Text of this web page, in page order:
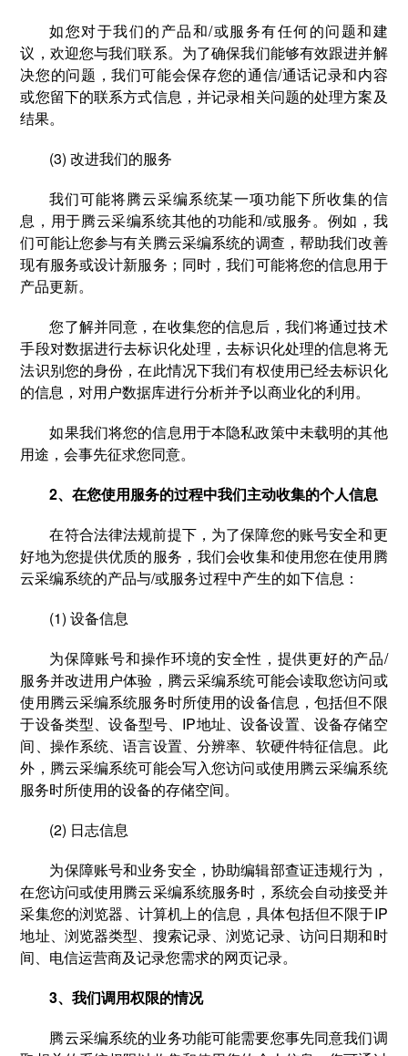
如您对于我们的产品和/或服务有任何的问题和建
议，欢迎您与我们联系。为了确保我们能够有效跟进并解
决您的问题，我们可能会保存您的通信/通话记录和内容
或您留下的联系方式信息，并记录相关问题的处理方案及
结果。
(3) 改进我们的服务
我们可能将腾云采编系统某一项功能下所收集的信
息，用于腾云采编系统其他的功能和/或服务。例如，我
们可能让您参与有关腾云采编系统的调查，帮助我们改善
现有服务或设计新服务；同时，我们可能将您的信息用于
产品更新。
您了解并同意，在收集您的信息后，我们将通过技术
手段对数据进行去标识化处理，去标识化处理的信息将无
法识别您的身份，在此情况下我们有权使用已经去标识化
的信息，对用户数据库进行分析并予以商业化的利用。
如果我们将您的信息用于本隐私政策中未载明的其他
用途，会事先征求您同意。
2、在您使用服务的过程中我们主动收集的个人信息
在符合法律法规前提下，为了保障您的账号安全和更
好地为您提供优质的服务，我们会收集和使用您在使用腾
云采编系统的产品与/或服务过程中产生的如下信息：
(1) 设备信息
为保障账号和操作环境的安全性，提供更好的产品/
服务并改进用户体验，腾云采编系统可能会读取您访问或
使用腾云采编系统服务时所使用的设备信息，包括但不限
于设备类型、设备型号、IP地址、设备设置、设备存储空
间、操作系统、语言设置、分辨率、软硬件特征信息。此
外，腾云采编系统可能会写入您访问或使用腾云采编系统
服务时所使用的设备的存储空间。
(2) 日志信息
为保障账号和业务安全，协助编辑部查证违规行为，
在您访问或使用腾云采编系统服务时，系统会自动接受并
采集您的浏览器、计算机上的信息，具体包括但不限于IP
地址、浏览器类型、搜索记录、浏览记录、访问日期和时
间、电信运营商及记录您需求的网页记录。
3、我们调用权限的情况
腾云采编系统的业务功能可能需要您事先同意我们调